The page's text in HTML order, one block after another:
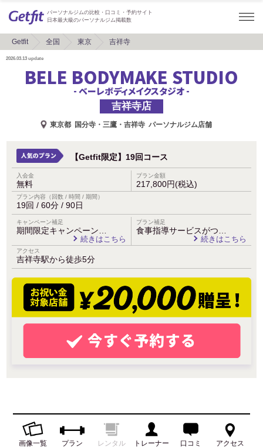
パーソナルジムの比較・口コミ・予約サイト
日本最大級のパーソナルジム掲載数
Getfit 全国 東京 吉祥寺
2026.03.13 update
BELE BODYMAKE STUDIO
- ベーレボディメイクスタジオ -
吉祥寺店
東京都 国分寺・三鷹・吉祥寺 パーソナルジム店舗
【Getfit限定】19回コース
入会金
無料
プラン金額
217,800円(税込)
プラン内容（回数 / 時間 / 期間）
19回 / 60分 / 90日
キャンペーン補足
期間限定キャンペーン…
続きはこちら
プラン補足
食事指導サービスがつ…
続きはこちら
アクセス
吉祥寺駅から徒歩5分
画像一覧 プラン レンタル トレーナー 口コミ アクセス